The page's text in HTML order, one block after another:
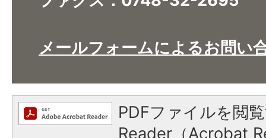
メールフォームによるお問い
PDFファイルを閲
Reader（Acrobat